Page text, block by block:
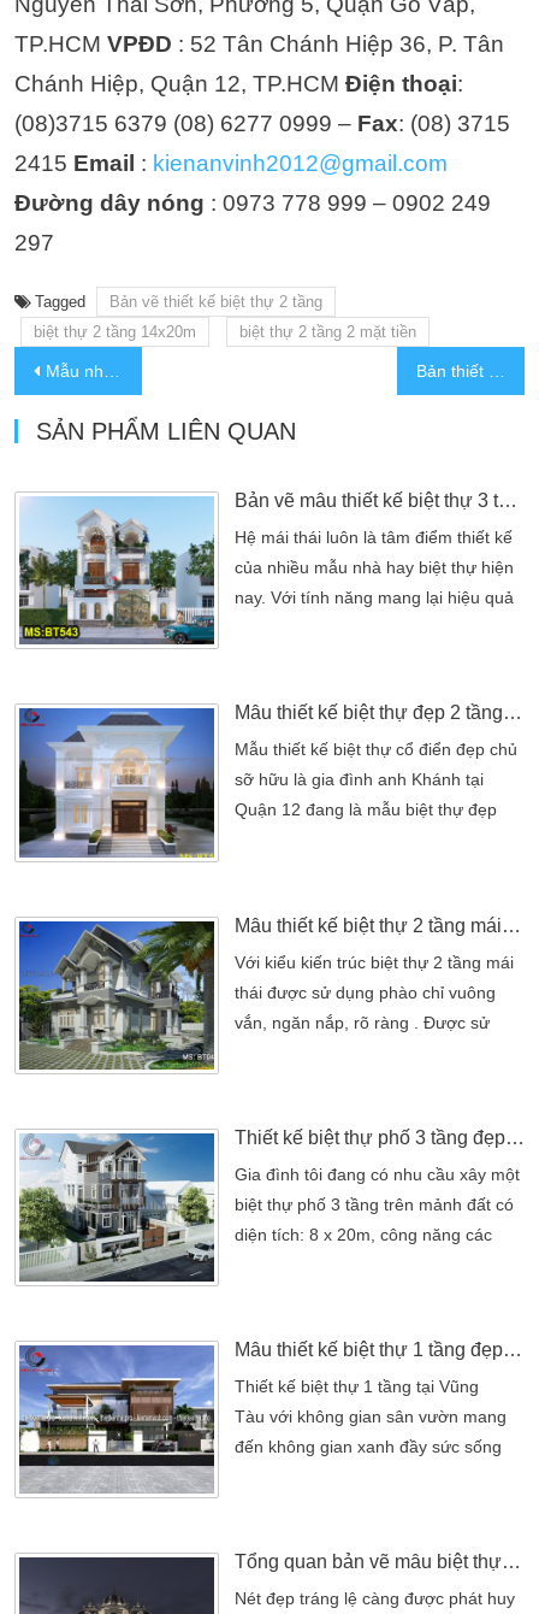
TP.HCM VPĐD : 52 Tân Chánh Hiệp 36, P. Tân
Chánh Hiệp, Quận 12, TP.HCM Điện thoại:
(08)3715 6379 (08) 6277 0999 – Fax: (08) 3715
2415 Email : kienanvinh2012@gmail.com
Đường dây nóng : 0973 778 999 – 0902 249
297
Tagged
Bản vẽ thiết kế biệt thự 2 tầng
biệt thự 2 tầng 14x20m
biệt thự 2 tầng 2 mặt tiền
Mẫu nhà 3 tầng tân cổ điển 2 mặt tiền đẹp
SẢN PHẨM LIÊN QUAN
Bản vẽ mẫu thiết kế biệt thự 3 tầng mái thái đẹp kèm nội thất
Hệ mái thái luôn là tâm điểm thiết kế
của nhiều mẫu nhà hay biệt thự hiện
nay. Với tính năng mang lại hiệu quả
hình như mẫu thiết kế biệt thự 3 tầng
mái thái bên dưới được nhiều chủ
nhà ưa chuộng. Mang thiết kế đơn
giản như giá trị mang đến […]
Mẫu thiết kế biệt thự đẹp 2 tầng bán cổ điển năm 2017
Mẫu thiết kế biệt thự cổ điển đẹp chủ
sỡ hữu là gia đình anh Khánh tại
Quận 12 đang là mẫu biệt thự đẹp
Khánh tại Quận 12 đang là mẫu biệt
thự đẹp đáng được nhiều người tán
thưởng là cao, sau một thời gian tìm
kiếm những Công ty thiết kế nhà đẹp,
Mẫu thiết kế biệt thự 2 tầng mái thái đẹp
Với kiểu kiến trúc biệt thự 2 tầng mái
thái được sử dụng phào chỉ vuông
vắn, ngăn nắp, rõ ràng . Được sử
được ánh sáng tự nhiên vào ngôi nhà
, làm cho không gian mát mẻ và đẹp
hơn. Để có sự sáng tạo hơn trong
thiết kế biệt thự […]
Thiết kế biệt thự phố 3 tầng đẹp tại Bình Dương
Gia đình tôi đang có nhu cầu xây một
biệt thự phố 3 tầng trên mảnh đất có
diện tích: 8 x 20m, công năng các
tư: Anh HùngĐịa chỉ: Bình DươngThể
loại: Thiết kế biệt thự phốPhong cách
thiết kế: Hiện đạiTHIẾT KẾ THI
CÔNG: CÔNG TY TNHH THIẾT KẾ
Mẫu thiết kế biệt thự 1 tầng đẹp tại Vũng Tàu
Thiết kế biệt thự 1 tầng tại Vũng
Tàu với không gian sân vườn mang
đến không gian xanh đầy sức sống
cho ngôi nhà. Các đường nét kiến
trúc khỏe khoắn những cũng đầy tinh
Tổng quan bản vẽ mẫu biệt thự 3 tầng nhà vườn tân cổ điển
Nét đẹp tráng lệ càng được phát huy